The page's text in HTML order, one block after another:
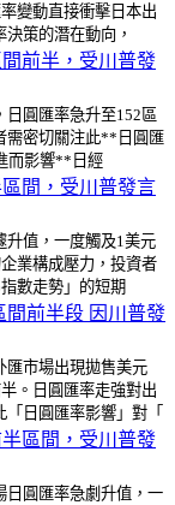
變動直接衝擊日本出
策的潛在動向，
前半，受川普發
日圓匯率急升至152區
需密切關注此**日圓匯
而影響**日經
間，受川普發言
升值，一度觸及1美元
業構成壓力，投資者
數走勢」的短期
間前半段 因川普發
匯市場出現拋售美元
。日圓匯率走強對出
日圓匯率影響」對「
區間，受川普發
日圓匯率急劇升值，一